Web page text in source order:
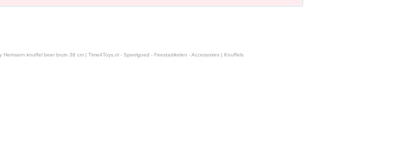
Hermann knuffel beer bruin 38 cm | Time4Toys.nl - Speelgoed - Feestartikelen - Accessoires | Knuffels